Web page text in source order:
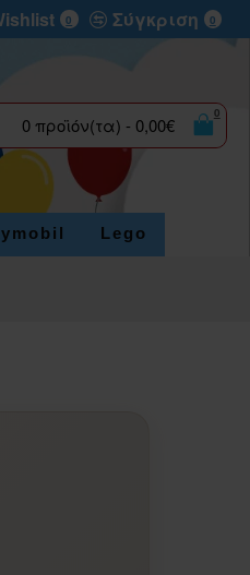
0 Σύγκριση 0
0 προϊόν(τα) - 0,00€
0
Lego